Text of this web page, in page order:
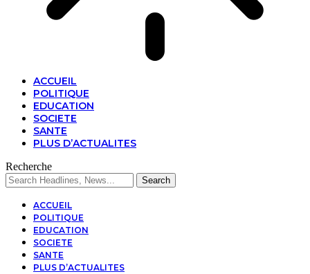
ACCUEIL
POLITIQUE
EDUCATION
SOCIETE
SANTE
PLUS D’ACTUALITES
Recherche
ACCUEIL
POLITIQUE
EDUCATION
SOCIETE
SANTE
PLUS D’ACTUALITES